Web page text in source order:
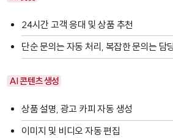
24시간 고객 응대 및 상품 추천
단순 문의는 자동 처리, 복잡한 문의는 담
AI 콘텐츠 생성
상품 설명, 광고 카피 자동 생성
이미지 및 비디오 자동 편집